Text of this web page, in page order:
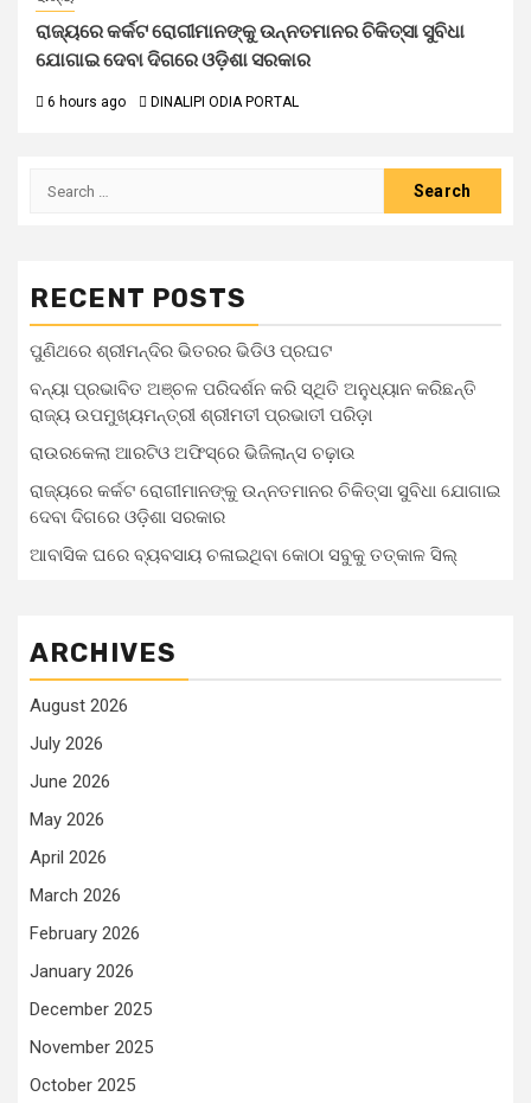
ରାଜ୍ୟରେ କର୍କଟ ରୋଗୀମାନଙ୍କୁ ଉନ୍ନତମାନର ଚିକିତ୍ସା ସୁବିଧା
ଯୋଗାଇ ଦେବା ଦିଗରେ ଓଡ଼ିଶା ସରକାର
6 hours ago DINALIPI ODIA PORTAL
RECENT POSTS
ପୁଣିଥରେ ଶ୍ରୀମନ୍ଦିର ଭିତରର ଭିଡିଓ ପ୍ରଘଟ
ବନ୍ୟା ପ୍ରଭାବିତ ଅଞ୍ଚଳ ପରିଦର୍ଶନ କରି ସ୍ଥିତି ଅନୁଧ୍ୟାନ କରିଛନ୍ତି
ରାଜ୍ୟ ଉପମୁଖ୍ୟମନ୍ତ୍ରୀ ଶ୍ରୀମତୀ ପ୍ରଭାତୀ ପରିଡ଼ା
ରାଉରକେଲା ଆରଟିଓ ଅଫିସ୍‌ରେ ଭିଜିଲାନ୍ସ ଚଢ଼ାଉ
ରାଜ୍ୟରେ କର୍କଟ ରୋଗୀମାନଙ୍କୁ ଉନ୍ନତମାନର ଚିକିତ୍ସା ସୁବିଧା ଯୋଗାଇ
ଦେବା ଦିଗରେ ଓଡ଼ିଶା ସରକାର
ଆବାସିକ ଘରେ ବ୍ୟବସାୟ ଚଳାଇଥିବା କୋଠା ସବୁକୁ ତତ୍କାଳ ସିଲ୍‌
ARCHIVES
August 2026
July 2026
June 2026
May 2026
April 2026
March 2026
February 2026
January 2026
December 2025
November 2025
October 2025